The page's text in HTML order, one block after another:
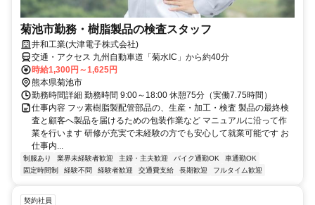
菊池市勤務・樹脂製品の検査スタッフ
井和工業(大津電子株式会社)
交通・アクセス 九州自動車道「菊水IC」から約40分
時給1,300円～1,625円
熊本県菊池市
勤務時間詳細 勤務時間 9:00～18:00 休憩75分（実働7.75時間）
仕事内容 フッ素樹脂製配管部品の、生産・加工・検査 製品の最終検
査と顧客へ製品を届けるための包装作業など マニュアルに沿って作
業を行います 研修が充実で未経験の方でも安心して就業可能です お
仕事内...
制服あり 業界未経験者歓迎 主婦・主夫歓迎 バイク通勤OK
車通勤OK
固定時間制
経験不問 経験者歓迎 交通費支給 長期歓迎 フルタイム歓迎
契約社員